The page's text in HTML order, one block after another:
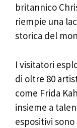
britannico
riempie una
storica del
I visitatori
di oltre 80
come Frida
insieme a
espositivi